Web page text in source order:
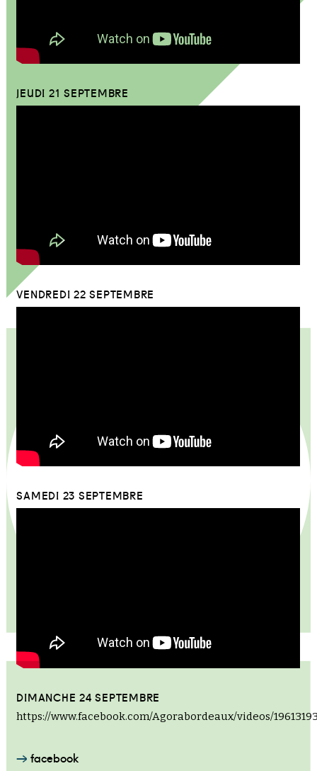
JEUDI 21 SEPTEMBRE
VENDREDI 22 SEPTEMBRE
SAMEDI 23 SEPTEMBRE
DIMANCHE 24 SEPTEMBRE
https://www.facebook.com/Agorabordeaux/videos/
facebook